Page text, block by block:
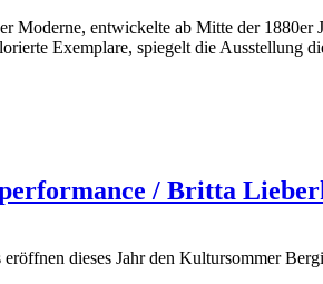
Moderne, entwickelte ab Mitte der
Exemplare, spiegelt die Ausstellung
/ Britta
dieses Jahr den Kultursommer